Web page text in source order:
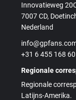
Innovatieweg
7007 CD,
Nederland
+31 6 455 168 60
Regionale
Regionale
Latijns-Amerika.